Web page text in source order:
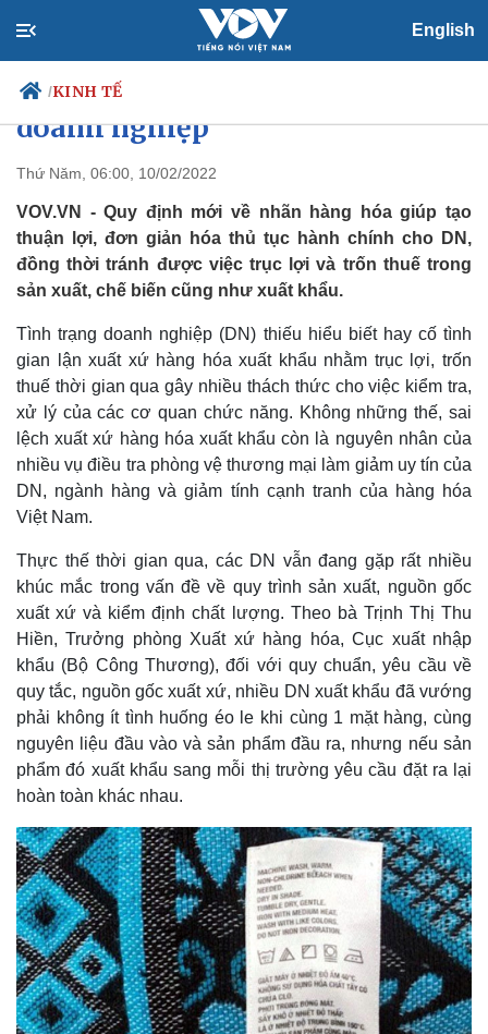
English
/KINH TẾ
Chính trị
Đảng
Tổ chức nhân sự
Quốc hội
Nhận diện sự thật
Xã hội
Tin 24h
Dự báo thời tiết
Giáo dục
Việc làm
Biển đảo
Tự xác định ghi xuất xứ hàng
hóa: Thuận lợi cho nhà nước và
doanh nghiệp
Thứ Năm, 06:00, 10/02/2022
VOV.VN - Quy định mới về nhãn hàng hóa giúp tạo
thuận lợi, đơn giản hóa thủ tục hành chính cho DN,
đồng thời tránh được việc trục lợi và trốn thuế trong
sản xuất, chế biến cũng như xuất khẩu.
Tình trạng doanh nghiệp (DN) thiếu hiểu biết hay cố tình
gian lận xuất xứ hàng hóa xuất khẩu nhằm trục lợi, trốn
thuế thời gian qua gây nhiều thách thức cho việc kiểm tra,
xử lý của các cơ quan chức năng. Không những thế, sai
lệch xuất xứ hàng hóa xuất khẩu còn là nguyên nhân của
nhiều vụ điều tra phòng vệ thương mại làm giảm uy tín của
DN, ngành hàng và giảm tính cạnh tranh của hàng hóa
Việt Nam.
Thực thế thời gian qua, các DN vẫn đang gặp rất nhiều
khúc mắc trong vấn đề về quy trình sản xuất, nguồn gốc
xuất xứ và kiểm định chất lượng. Theo bà Trịnh Thị Thu
Hiền, Trưởng phòng Xuất xứ hàng hóa, Cục xuất nhập
khẩu (Bộ Công Thương), đối với quy chuẩn, yêu cầu về
quy tắc, nguồn gốc xuất xứ, nhiều DN xuất khẩu đã vướng
phải không ít tình huống éo le khi cùng 1 mặt hàng, cùng
nguyên liệu đầu vào và sản phẩm đầu ra, nhưng nếu sản
phẩm đó xuất khẩu sang mỗi thị trường yêu cầu đặt ra lại
hoàn toàn khác nhau.